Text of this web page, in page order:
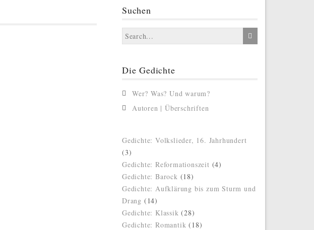
Suchen
Die Gedichte
Wer? Was? Und warum?
Autoren | Überschriften
Gedichte: Volkslieder, 16. Jahrhundert
(3)
Gedichte: Reformationszeit (4)
Gedichte: Barock (18)
Gedichte: Aufklärung bis zum Sturm und
Drang (14)
Gedichte: Klassik (28)
Gedichte: Romantik (18)